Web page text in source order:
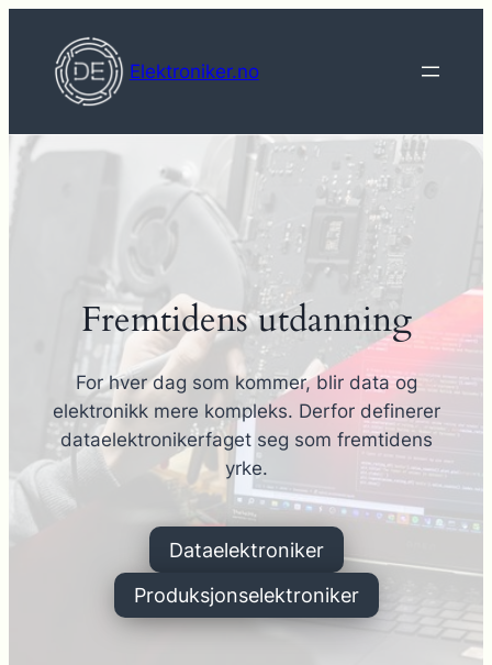
innhold
Elektroniker.no
Fremtidens utdanning
For hver dag som kommer, blir data og
elektronikk mere kompleks. Derfor definerer
dataelektronikerfaget seg som fremtidens
yrke.
Dataelektroniker
Produksjonselektroniker